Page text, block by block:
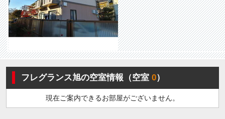
フレグランス旭の空室情報（空室0）
現在ご案内できるお部屋がございません。